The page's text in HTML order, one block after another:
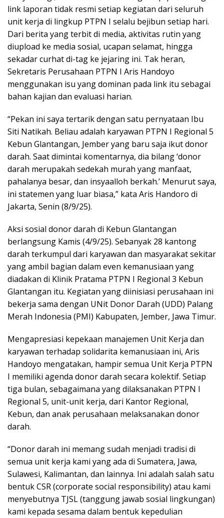
link laporan tidak resmi setiap kegiatan dari seluruh
unit kerja di lingkup PTPN I selalu bejibun setiap hari.
Dari berita yang terbit di media, aktivitas rutin yang
diupload ke media sosial, ucapan selamat, hingga
sekadar curhat di-tag ke jejaring ini. Tak heran,
Sekretaris Perusahaan PTPN I Aris Handoyo
menggunakan isu yang dominan pada link itu sebagai
bahan kajian dan evaluasi harian.
“Pekan ini saya tertarik dengan satu pernyataan Ibu
Siti Natikah. Beliau adalah karyawan PTPN I Regional 5
Kebun Glantangan, Jember yang baru saja ikut donor
darah. Saat dimintai komentarnya, dia bilang ‘donor
darah merupakah sedekah murah yang manfaat,
pahalanya besar, dan insyaalloh berkah.’ Menurut saya,
ini statemen yang luar biasa,” kata Aris Handoro di
Jakarta, Senin (8/9/25).
Aksi sosial donor darah di Kebun Glantangan
berlangsung Kamis (4/9/25). Sebanyak 28 kantong
darah terkumpul dari karyawan dan masyarakat sekitar
yang ambil bagian dalam even kemanusiaan yang
diadakan di Klinik Pratama PTPN I Regional 3 Kebun
Glantangan itu. Kegiatan yang diinisiasi perusahaan ini
bekerja sama dengan UNit Donor Darah (UDD) Palang
Merah Indonesia (PMI) Kabupaten, Jember, Jawa Timur.
Mengapresiasi kepekaan manajemen Unit Kerja dan
karyawan terhadap solidarita kemanusiaan ini, Aris
Handoyo mengatakan, hampir semua Unit Kerja PTPN
I memiliki agenda donor darah secara kolektif. Setiap
tiga bulan, sebagaimana yang dilaksanakan PTPN I
Regional 5, unit-unit kerja, dari Kantor Regional,
Kebun, dan anak perusahaan melaksanakan donor
darah.
“Donor darah ini memang sudah menjadi tradisi di
semua unit kerja kami yang ada di Sumatera, Jawa,
Sulawesi, Kalimantan, dan lainnya. Ini adalah salah satu
bentuk CSR (corporate social responsibility) atau kami
menyebutnya TJSL (tanggung jawab sosial lingkungan)
kami kepada sesama dalam bentuk kepedulian